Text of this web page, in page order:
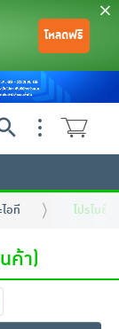
โหลดฟรี
อที โปรโมชั่
ค้า)